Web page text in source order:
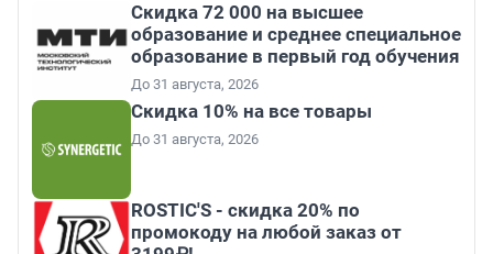
Скидка 72 000 на высшее
образование и среднее специальное
образование в первый год обучения
До 31 августа, 2026
Скидка 10% на все товары
До 31 августа, 2026
ROSTIC'S - скидка 20% по
промокоду на любой заказ от